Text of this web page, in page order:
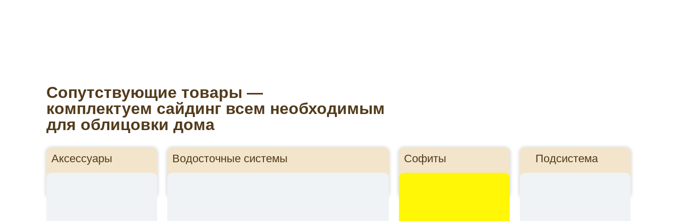
Сопутствующие товары —
комплектуем сайдинг всем необходимым
для облицовки дома
Аксессуары Софиты
Водосточные системы Подсистема